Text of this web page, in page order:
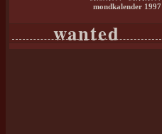
mondkalender 1997
wanted